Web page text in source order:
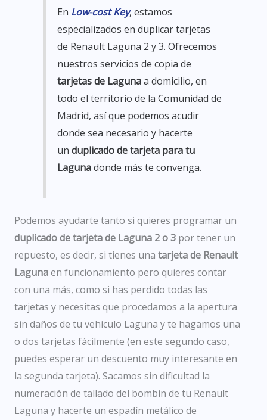
En Low-cost Key, estamos
especializados en duplicar tarjetas
de Renault Laguna 2 y 3. Ofrecemos
nuestros servicios de copia de
tarjetas de Lagunaa domicilio, en
todo el territorio de la Comunidad de
Madrid, así que podemos acudir
donde sea necesario y hacerte
unduplicado de tarjeta para tu
Lagunadonde más te convenga.
Podemos ayudarte tanto si quieres programar un
duplicado de tarjeta de Laguna 2 o 3 por tener un
repuesto, es decir, si tienes una tarjeta de Renault
Lagunaen funcionamiento pero quieres contar
con una más, como si has perdido todas las
tarjetas y necesitas que procedamos a la apertura
sin daños de tu vehículo Laguna y te hagamos una
o dos tarjetas fácilmente (en este segundo caso,
puedes esperar un descuento muy interesante en
la segunda tarjeta). Sacamos sin dificultad la
numeración de tallado del bombín de tu Renault
Laguna y hacerte un espadín metálico de